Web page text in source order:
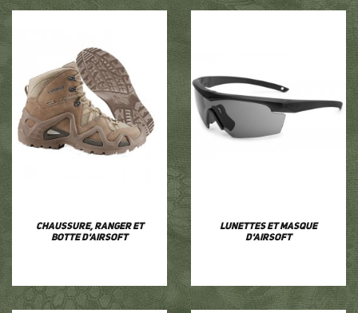
Chaussure, ranger et
botte d'airsoft
Lunettes et masque
d'airsoft